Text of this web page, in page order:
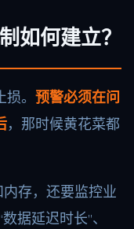
如何建立？
。 预警必须在问
，那时候黄花菜都
内存，还要监控业
据延迟时长”、